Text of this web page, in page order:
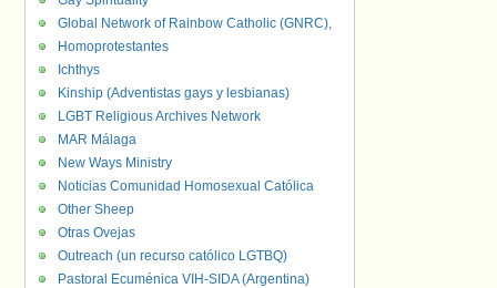
Global Network of Rainbow Catholic (GNRC),
Homoprotestantes
Ichthys
Kinship (Adventistas gays y lesbianas)
LGBT Religious Archives Network
MAR Málaga
New Ways Ministry
Noticias Comunidad Homosexual Católica
Other Sheep
Otras Ovejas
Outreach (un recurso católico LGTBQ)
Pastoral Ecuménica VIH-SIDA (Argentina)